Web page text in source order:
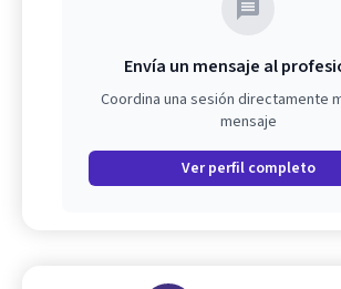
Envía un mensaje al
Coordina una sesión directamente
mensaje
Ver perfil completo